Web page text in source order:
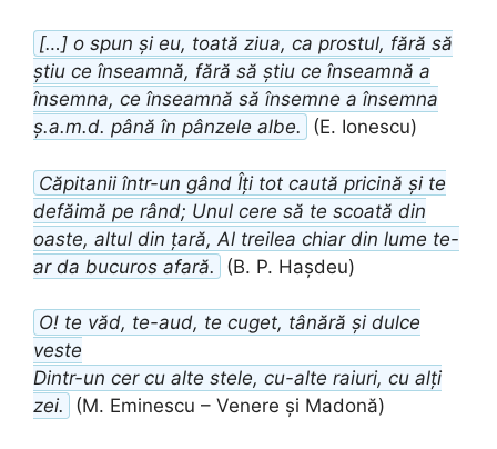
[…] o spun și eu, toată ziua, ca prostul, fără să
știu ce înseamnă, fără să știu ce înseamnă a
însemna, ce înseamnă să însemne a însemna
ș.a.m.d. până în pânzele albe.
(E. Ionescu)
Căpitanii într-un gând Îți tot caută pricină și te
defăimă pe rând; Unul cere să te scoată din
oaste, altul din țară, Al treilea chiar din lume te-
ar da bucuros afară.
(B. P. Hașdeu)
O! te văd, te-aud, te cuget, tânără și dulce
veste
Dintr-un cer cu alte stele, cu-alte raiuri, cu alți
zei.
(M. Eminescu – Venere și Madonă)